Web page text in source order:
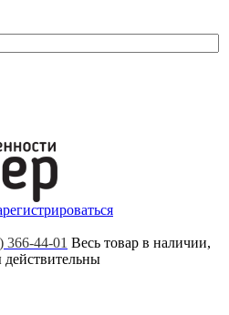
366-44-01 Весь товар в наличии,
действительны